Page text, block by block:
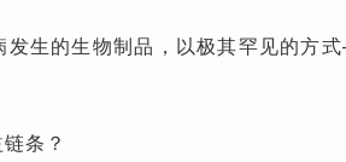
发生的生物制品，以极其罕见的方
条？